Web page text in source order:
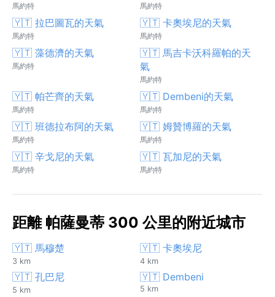
馬約特 馬約特
🇾🇹 拉巴圖瓦的天氣
馬約特
🇾🇹 卡奧埃尼的天氣
馬約特
🇾🇹 藻德濟的天氣
馬約特
🇾🇹 馬吉卡沃科羅帕的天
氣
馬約特
🇾🇹 帕芒齊的天氣
馬約特
🇾🇹 Dembeni的天氣
馬約特
🇾🇹 班德拉布阿的天氣
馬約特
🇾🇹 姆贊博羅的天氣
馬約特
🇾🇹 辛戈尼的天氣
馬約特
🇾🇹 瓦加尼的天氣
馬約特
距離 帕薩曼蒂 300 公里的附近城市
🇾🇹 馬穆楚
3 km
🇾🇹 卡奧埃尼
4 km
🇾🇹 孔巴尼
5 km
🇾🇹 Dembeni
5 km